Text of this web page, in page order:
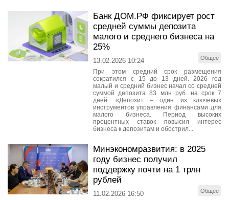
Банк ДОМ.РФ фиксирует рост
средней суммы депозита
малого и среднего бизнеса на
25%
Общее
13.02.2026 10:24
При этом средний срок размещения
сократился с 15 до 13 дней. 2026 год
малый и средний бизнес начал со средней
суммой депозита 83 млн руб. на срок 7
дней. «Депозит – один из ключевых
инструментов управления финансами для
малого бизнеса. Период высоких
процентных ставок повысил интерес
бизнеса к депозитам и обострил...
Минэкономразвития: в 2025
году бизнес получил
поддержку почти на 1 трлн
рублей
Общее
11.02.2026 16:50